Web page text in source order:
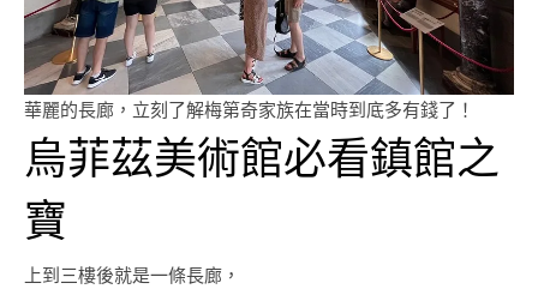
華麗的長廊，立刻了解梅第奇家族在當時到底多有錢了！
烏菲茲美術館必看鎮館之
寶
上到三樓後就是一條長廊，